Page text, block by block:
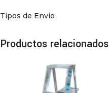
Tipos de Envio
Productos relacionados